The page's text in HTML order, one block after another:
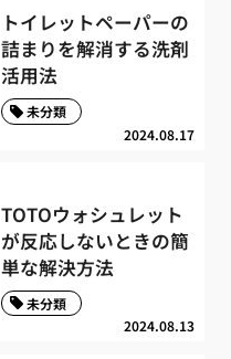
トイレットペーパーの
詰まりを解消する洗剤
活用法
2024.08.17
未分類
TOTOウォシュレット
が反応しないときの簡
単な解決方法
2024.08.13
未分類